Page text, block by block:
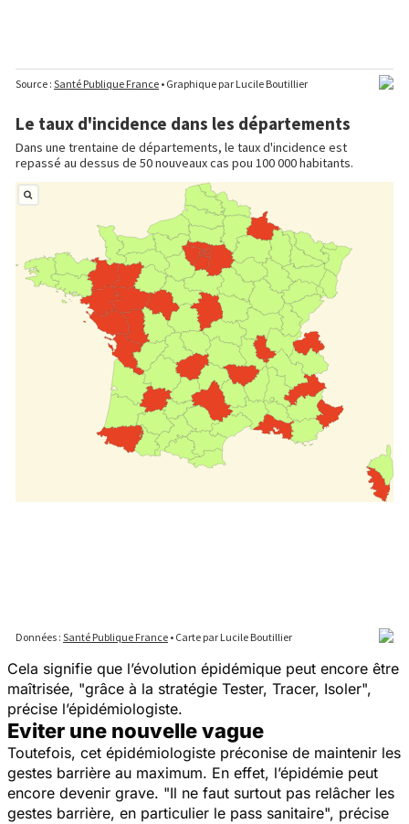
Cela signifie que l’évolution épidémique peut encore être
maîtrisée, "grâce à la stratégie Tester, Tracer, Isoler",
précise l’épidémiologiste.
Eviter une nouvelle vague
Toutefois, cet épidémiologiste préconise de maintenir les
gestes barrière au maximum. En effet, l’épidémie peut
encore devenir grave. "Il ne faut surtout pas relâcher les
gestes barrière, en particulier le pass sanitaire", précise